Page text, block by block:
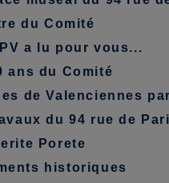
du Comité
a lu pour vous...
ans du Comité
de Valenciennes
du 94 rue de
Porete
historiques